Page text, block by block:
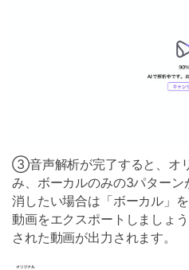
③音声解析が完了すると、オ
み、ボーカルのみの3パター
消したい場合は「ボーカル」
動画をエクスポートしましょ
された動画が出力されます。